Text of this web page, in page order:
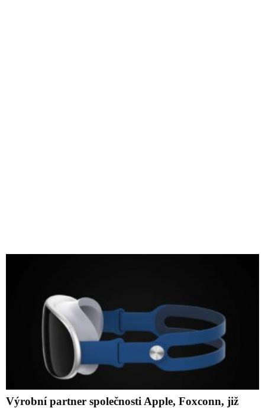
Výrobní partner společnosti Apple, Foxconn, již